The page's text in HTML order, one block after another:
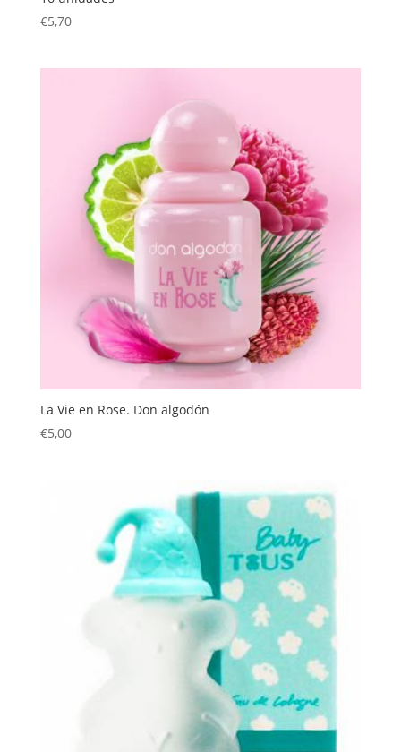
€5,70
La Vie en Rose. Don algodón
€5,00